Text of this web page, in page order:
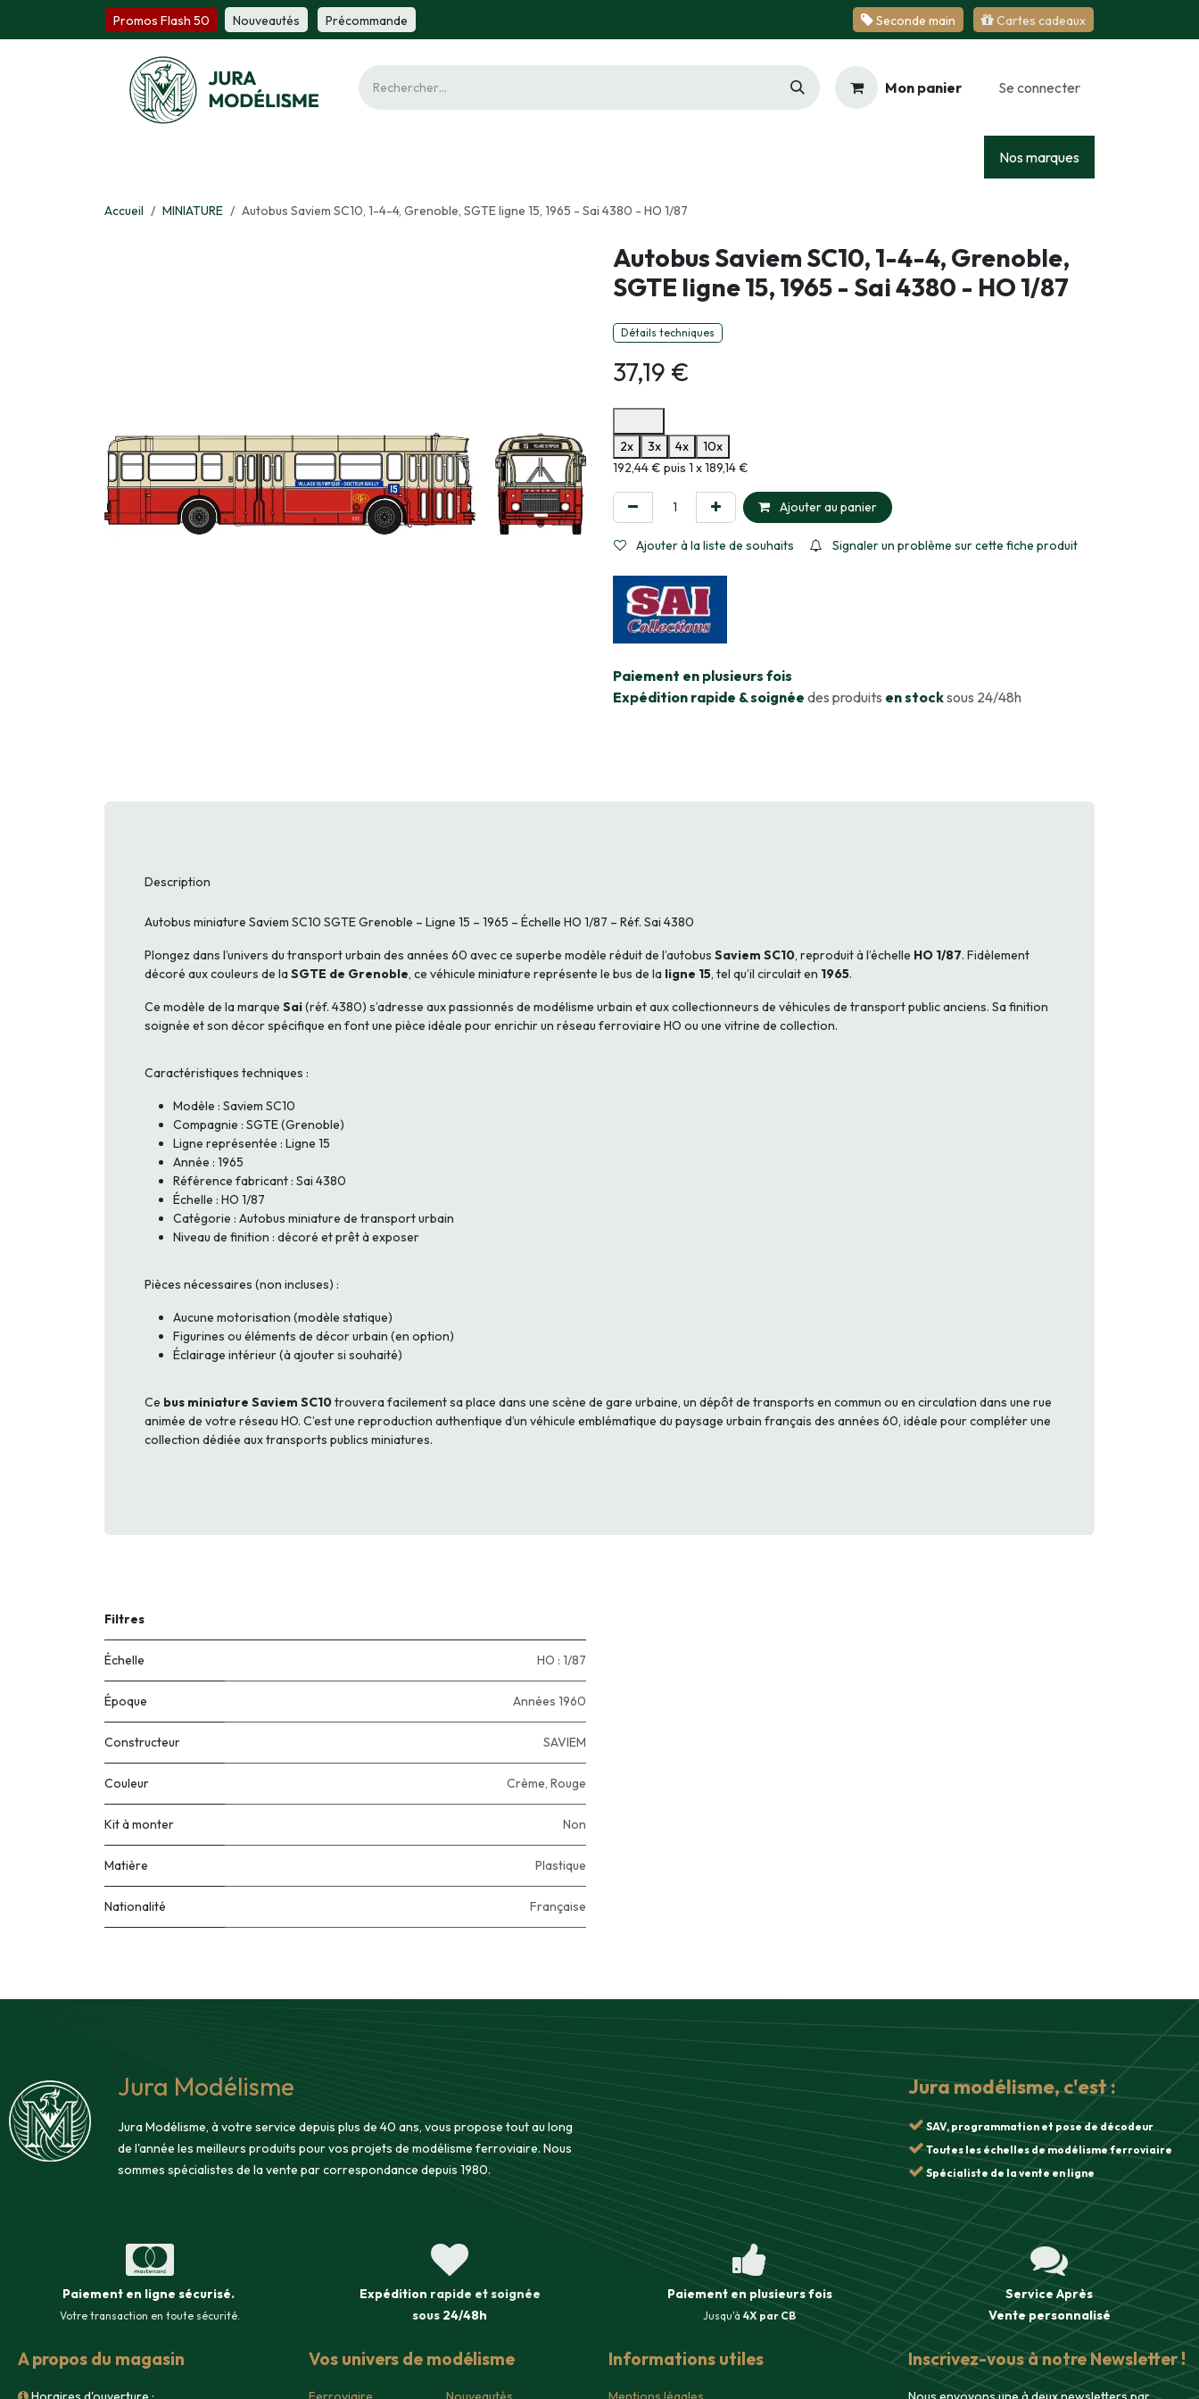
Se rendre au contenu
Promos Flash 50 Nou​​v​​ea​​utés Précomm​​a​​nde Se​​​​conde ​​​​m​​a​​in Cartes cadeaux
Mon panier Se connecter
Nos marques
Accueil MINIATURE Autobus Saviem SC10, 1-4-4, Grenoble, SGTE ligne 15, 1965 - Sai 4380 - HO 1/87
Autobus Saviem SC10, 1-4-4, Grenoble,
SGTE ligne 15, 1965 - Sai 4380 - HO 1/87
Détails techniques
37,19 €
2x
3x 4x
10x
Informations sur le plan de paiement sélectionné
192,44 € puis 1 x 189,14 €
Ajouter au panier
Ajouter à la liste de souhaits Signaler un problème sur cette fiche produit
​Paiement en plusieurs fois
Expédition rapide & soignée des produits en stocksous 24/48h
Description
Autobus miniature Saviem SC10 SGTE Grenoble – Ligne 15 – 1965 – Échelle HO 1/87 – Réf. Sai 4380
Plongez dans l’univers du transport urbain des années 60 avec ce superbe modèle réduit de l’autobus Saviem SC10, reproduit à l’échelle HO 1/87. Fidèlement
décoré aux couleurs de la SGTE de Grenoble, ce véhicule miniature représente le bus de la ligne 15, tel qu’il circulait en 1965.
Ce modèle de la marque Sai(réf. 4380) s’adresse aux passionnés de modélisme urbain et aux collectionneurs de véhicules de transport public anciens. Sa finition
soignée et son décor spécifique en font une pièce idéale pour enrichir un réseau ferroviaire HO ou une vitrine de collection.
Caractéristiques techniques :
Modèle : Saviem SC10
Compagnie : SGTE (Grenoble)
Ligne représentée : Ligne 15
Année : 1965
Référence fabricant : Sai 4380
Échelle : HO 1/87
Catégorie : Autobus miniature de transport urbain
Niveau de finition : décoré et prêt à exposer
Pièces nécessaires (non incluses) :
Aucune motorisation (modèle statique)
Figurines ou éléments de décor urbain (en option)
Éclairage intérieur (à ajouter si souhaité)
Ce bus miniature Saviem SC10trouvera facilement sa place dans une scène de gare urbaine, un dépôt de transports en commun ou en circulation dans une rue
animée de votre réseau HO. C’est une reproduction authentique d’un véhicule emblématique du paysage urbain français des années 60, idéale pour compléter une
collection dédiée aux transports publics miniatures.
Filtres
Échelle HO : 1/87
Époque Années 1960
Constructeur SAVIEM
Couleur Crème, Rouge
Kit à monter Non
Matière Plastique
Nationalité Française
Jura Modélisme
Jura Modélisme, à votre service depuis plus de 40 ans, vous propose tout au long
de l'année les meilleurs produits pour vos projets de modélisme ferroviaire. Nous
sommes spécialistes de la vente par correspondance depuis 1980.
Paiement en ligne sécurisé.
Votre transaction en toute sécurité.
Expédition rapide et soignée
sous 24/48h
Paiement en plusieurs fois
Jusqu'à 4X par CB
Service Après
Ventepersonnalisé
A propos du magasin Vos univers de modélisme Informations utiles Inscrivez-vous à notre Newsletter !
Jura modélisme, c'est :
SAV, programmation et pose de décodeur
Toutes les échelles de modélisme ferroviaire
Spécialiste de la vente en ligne